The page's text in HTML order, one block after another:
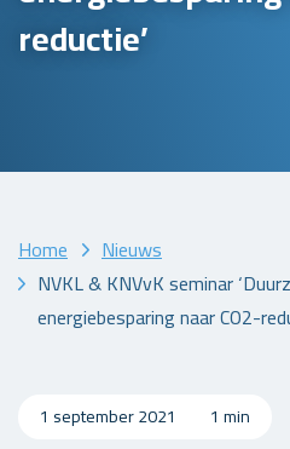
reductie’
Home
Nieuws
NVKL & KNVvK seminar
energiebesparing naar CO2-
1 september 2021 1 min